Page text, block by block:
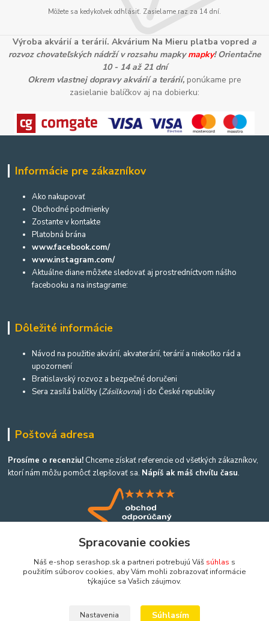
Môžete sa kedykoľvek odhlásiť. Zasielame raz za 14 dní.
Výroba akvárií a terárií. Akvárium Na Mieru platba vopred a
rozvoz chovateľských nádrží v rozsahu mapkymapky! Orientačne
10 - 14 až 21 dní
Okrem vlastnej dopravy akvárií a terárií, ponúkame pre
zasielanie balíčkov aj na dobierku:
Informácie pre zákazníkov
Ako nakupovať
Obchodné podmienky
Zostante v kontakte
Platobná brána
www.facebook.com/
www.instagram.com/
Aktuálne diane môžete sledovať aj prostredníctvom nášho
facebooku a na instagrame:
Dôležité informácie
Návod na použitie akvárií, akvaterárií, terárií a niekoľko rád a
upozornení
Bratislavský rozvoz a bezpečné doručeni
Sera zasílá balíčky (Zásilkovna) i do České republiky
Poštová adresa
Prosíme o recenziu! Chceme získať referencie od všetkých zákazníkov,
ktorí nám môžu pomôcť zlepšovať sa. Nápíš ak máš chvíľu času.
Spracovanie cookies
Náš e-shop serashop.sk a partneri potrebujú Váš súhlas s
použitím súborov cookies, aby Vám mohli zobrazovať informácie
týkajúce sa Vašich záujmov.
Nastavenia Súhlasím